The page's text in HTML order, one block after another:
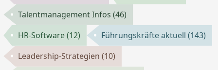
Talentmanagement Infos(46)
HR-Software(12) Führungskräfte aktuell(143)
Leadership-Strategien(10)